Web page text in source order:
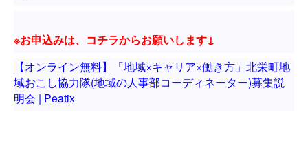
※お申込みは、コチラからお願いします↓
【オンライン無料】「地域×キャリア×働き方」北栄町地
域おこし協力隊(地域の人事部コーディネーター)募集説
明会 | Peatix